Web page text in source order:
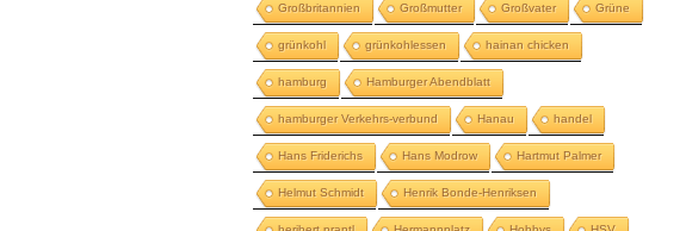
Großbritannien Großmutter Großvater Grüne
grünkohl grünkohlessen hainan chicken
hamburg Hamburger Abendblatt
hamburger Verkehrs-verbund Hanau handel
Hans Friderichs Hans Modrow Hartmut Palmer
Helmut Schmidt Henrik Bonde-Henriksen